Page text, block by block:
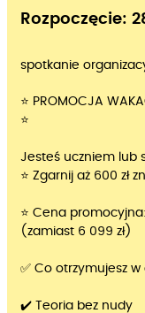
Rozpoczęcie:
spotkanie
⭐ PROMOCJA
⭐
Jesteś uczniem lub
⭐ Zgarnij aż 600 zł
⭐ Cena
(zamiast 6 099 zł)
✅ Co otrzymujesz
✔️ Teoria bez nudy